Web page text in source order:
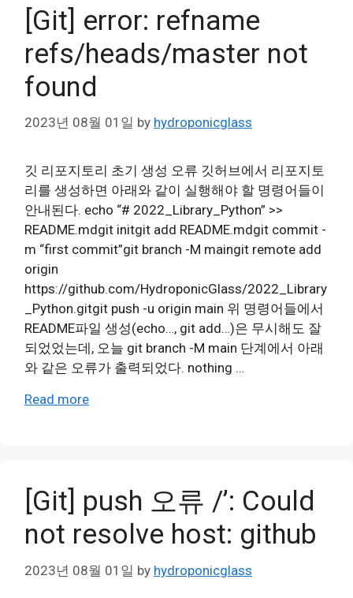
[Git] error: refname
refs/heads/master not
found
2023년 08월 01일 by hydroponicglass
깃 리포지토리 초기 생성 오류 깃허브에서 리포지토
리를 생성하면 아래와 같이 실행해야 할 명령어들이
안내된다. echo “# 2022_Library_Python” >>
README.mdgit initgit add README.mdgit commit -
m “first commit”git branch -M maingit remote add
origin
https://github.com/HydroponicGlass/2022_Library
_Python.gitgit push -u origin main 위 명령어들에서
README파일 생성(echo…, git add…)은 무시해도 잘
되었었는데, 오늘 git branch -M main 단계에서 아래
와 같은 오류가 출력되었다. nothing …
Read more
[Git] push 오류 /’: Could
not resolve host: github
2023년 08월 01일 by hydroponicglass